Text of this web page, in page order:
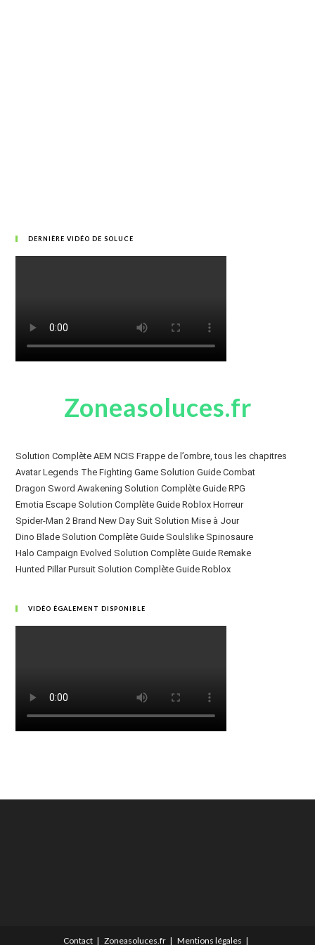
DERNIÈRE VIDÉO DE SOLUCE
Zoneasoluces.fr
Solution Complète AEM NCIS Frappe de l’ombre, tous les chapitres
Avatar Legends The Fighting Game Solution Guide Combat
Dragon Sword Awakening Solution Complète Guide RPG
Emotia Escape Solution Complète Guide Roblox Horreur
Spider-Man 2 Brand New Day Suit Solution Mise à Jour
Dino Blade Solution Complète Guide Soulslike Spinosaure
Halo Campaign Evolved Solution Complète Guide Remake
Hunted Pillar Pursuit Solution Complète Guide Roblox
VIDÉO ÉGALEMENT DISPONIBLE
Contact Zoneasoluces.fr Mentions légales